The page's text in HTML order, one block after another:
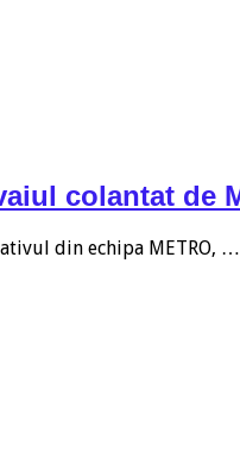
colantat de
din echipa METRO, …